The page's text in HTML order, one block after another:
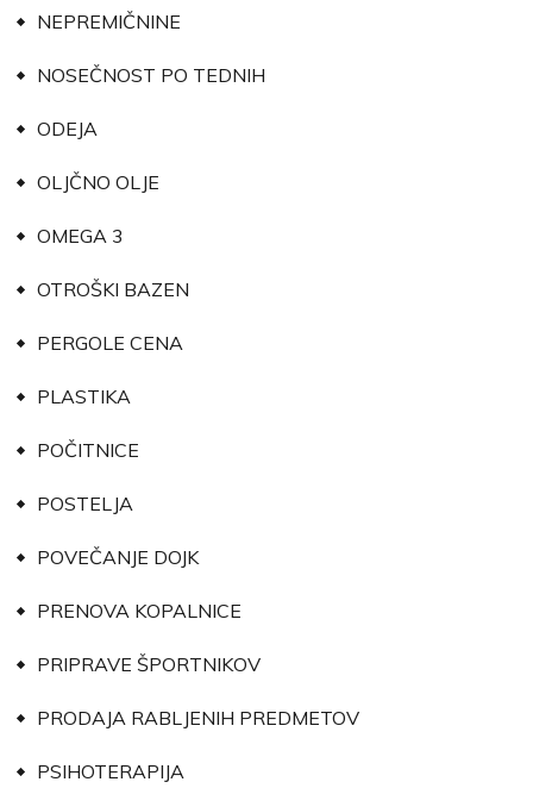
NEPREMIČNINE
NOSEČNOST PO TEDNIH
ODEJA
OLJČNO OLJE
OMEGA 3
OTROŠKI BAZEN
PERGOLE CENA
PLASTIKA
POČITNICE
POSTELJA
POVEČANJE DOJK
PRENOVA KOPALNICE
PRIPRAVE ŠPORTNIKOV
PRODAJA RABLJENIH PREDMETOV
PSIHOTERAPIJA